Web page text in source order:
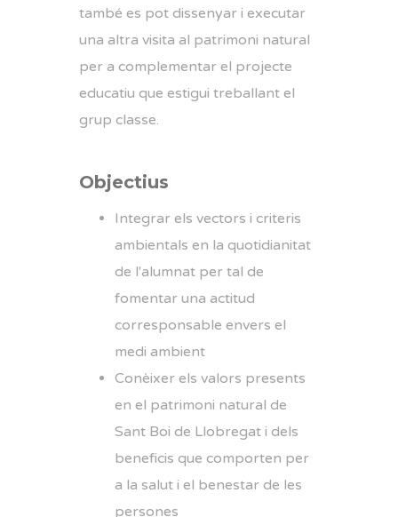
també es pot dissenyar i executar
una altra visita al patrimoni natural
per a complementar el projecte
educatiu que estigui treballant el
grup classe.
Objectius
Integrar els vectors i criteris
ambientals en la quotidianitat
de l'alumnat per tal de
fomentar una actitud
corresponsable envers el
medi ambient
Conèixer els valors presents
en el patrimoni natural de
Sant Boi de Llobregat i dels
beneficis que comporten per
a la salut i el benestar de les
persones